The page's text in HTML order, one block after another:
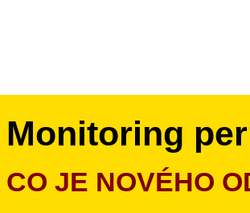
Monitoring
CO JE NOVÉHO